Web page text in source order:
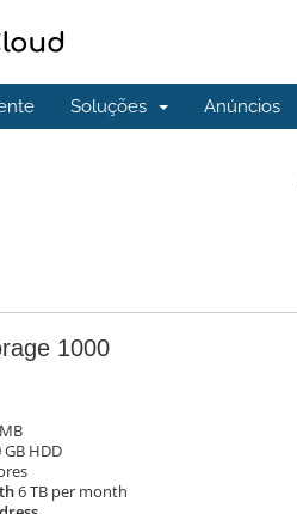
Soluções Anúncios
1000
GB HDD
6 TB per month